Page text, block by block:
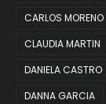
CARLOS MORENO
CLAUDIA MARTIN
DANIELA CASTRO
DANNA GARCIA